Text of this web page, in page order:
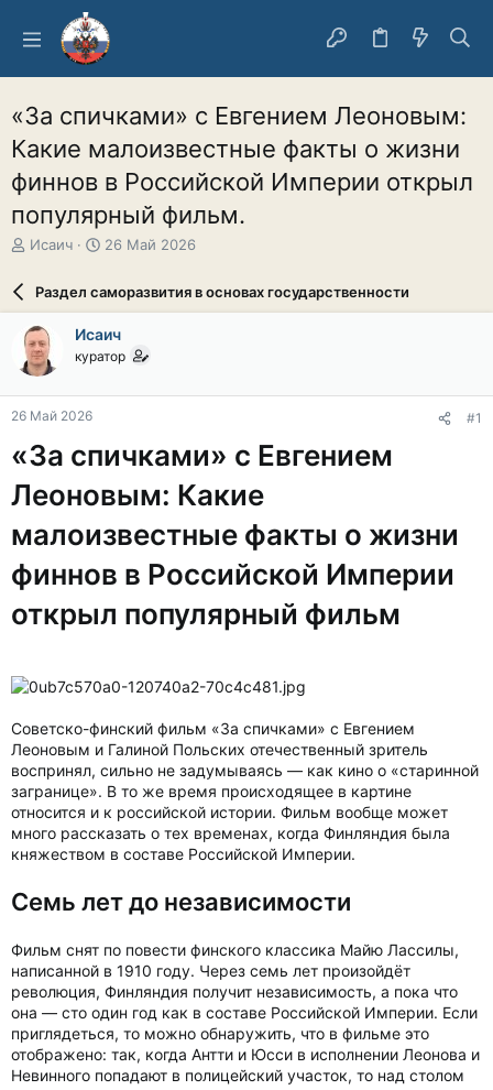
«За спичками» с Евгением Леоновым:
Какие малоизвестные факты о жизни
финнов в Российской Империи открыл
популярный фильм.
А
о
р
т
е
м
ы
Исаич
Д
а
а
ч
л
26 Май 2026
Раздел саморазвития в основах государственности
Исаич
куратор
26 Май 2026 #1
«За спичками» с Евгением
Леоновым: Какие
малоизвестные факты о жизни
финнов в Российской Империи
открыл популярный фильм
Советско-финский фильм «За спичками» с Евгением
Леоновым и Галиной Польских отечественный зритель
воспринял, сильно не задумываясь — как кино о «старинной
загранице». В то же время происходящее в картине
относится и к российской истории. Фильм вообще может
много рассказать о тех временах, когда Финляндия была
княжеством в составе Российской Империи.
Семь лет до независимости
Фильм снят по повести финского классика Майю Лассилы,
написанной в 1910 году. Через семь лет произойдёт
революция, Финляндия получит независимость, а пока что
она — сто один год как в составе Российской Империи. Если
приглядеться, то можно обнаружить, что в фильме это
отображено: так, когда Антти и Юсси в исполнении Леонова и
Невинного попадают в полицейский участок, то над столом